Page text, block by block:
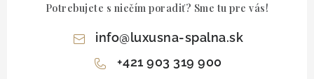
Potrebujete s niečím poradiť? Sme tu pre vás!
info@luxusna-spalna.sk
+421 903 319 900